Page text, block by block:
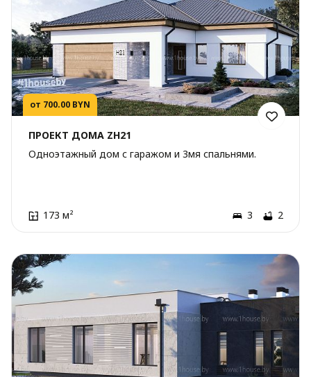
от 700.00 BYN
ПРОЕКТ ДОМА ZH21
Одноэтажный дом с гаражом и 3мя спальнями.
173 м² 3 2